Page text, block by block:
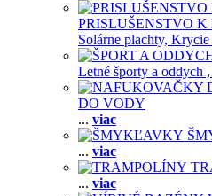
PRISLUŠENSTVO
Solárne plachty, Krycie
Letné športy a oddych ,
DO VODY
... viac
... viac
... viac